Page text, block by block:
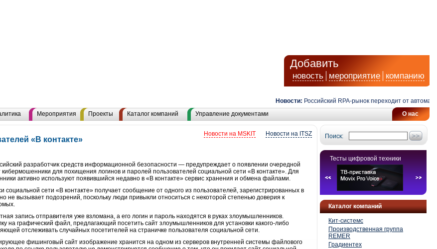
Добавить
новость мероприятие компанию
Новости: Российский RPA-рынок переходит от
О нас
Мероприятия Проекты Каталог компаний Управление документами
Поиск:
Тесты цифровой техники
Каталог компаний
Кит-системс
Производственная группа
REMER
Градиентех
Новости на ITSZ
Новости на MSKIT
«В контакте»
разработчик средств информационной безопасности — предупреждает о появлении очередной
для похищения логинов и паролей пользователей социальной сети «В контакте». Для
активно используют появившийся недавно в «В контакте» сервис хранения и обмена файлами.
социальной сети «В контакте» получает сообщение от одного из пользователей, зарегистрированных в
не вызывает подозрений, поскольку люди привыкли относиться с некоторой степенью доверия к
запись отправителя уже взломана, а его логин и пароль находятся в руках злоумышленников.
на графический файл, предлагающий посетить сайт злоумышленников для установки какого-либо
отслеживать случайных посетителей на страничке пользователя социальной сети.
фишинговый сайт изображение хранится на одном из серверов внутренней системы файлового